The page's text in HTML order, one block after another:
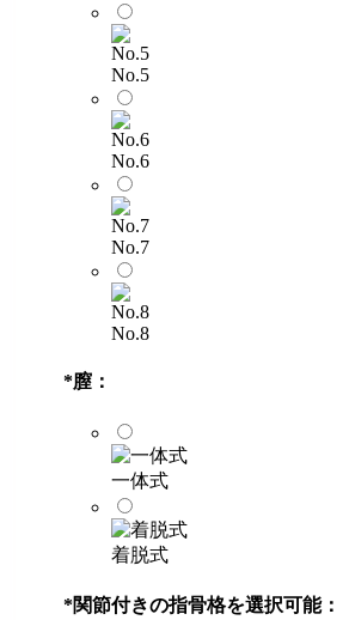
No.5
No.6
No.7
No.8
*膣：
一体式
着脱式
*関節付きの指骨格を選択可能：